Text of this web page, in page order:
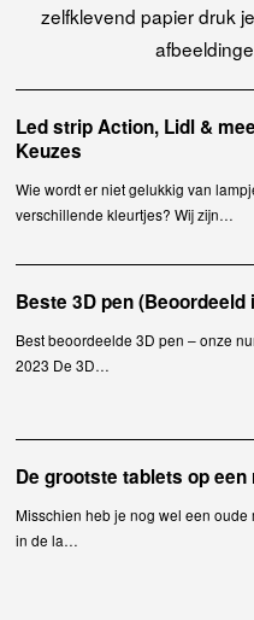
zelfklevend papier druk
Led strip Action, Lidl &
Keuzes
Wie wordt er niet gelukkig van
verschillende kleurtjes? Wij zijn…
Beste 3D pen (Beoordeeld
Best beoordeelde 3D pen – onze
2023 De 3D…
De grootste tablets op een
Misschien heb je nog wel een oude
in de la…